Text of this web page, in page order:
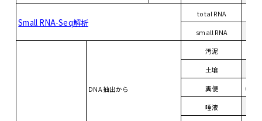
Small RNA-Seq解析
total RNA
small RNA
DNA 抽出から
汚泥
土壌
糞便 0.2
唾液